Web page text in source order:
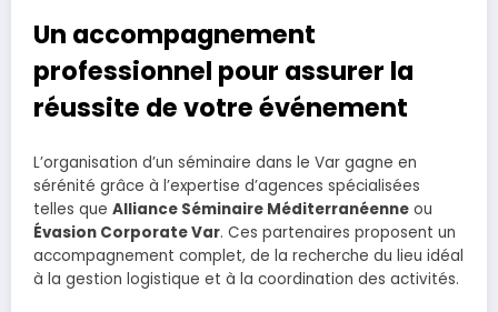
Un accompagnement
professionnel pour assurer la
réussite de votre événement
L’organisation d’un séminaire dans le Var gagne en
sérénité grâce à l’expertise d’agences spécialisées
telles que Alliance Séminaire Méditerranéenne ou
Évasion Corporate Var. Ces partenaires proposent un
accompagnement complet, de la recherche du lieu idéal
à la gestion logistique et à la coordination des activités.